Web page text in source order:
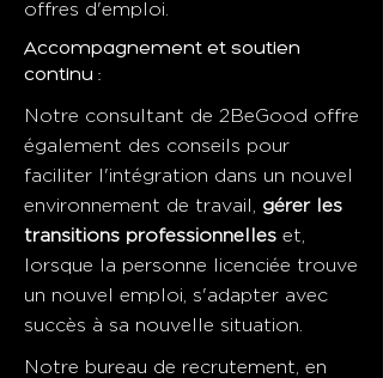
offres d'emploi.
Accompagnement et soutien
continu :
Notre consultant de 2BeGood offre
également des conseils pour
faciliter l'intégration dans un nouvel
environnement de travail, gérer les
transitions professionnelles et,
lorsque la personne licenciée trouve
un nouvel emploi, s'adapter avec
succès à sa nouvelle situation.
Notre bureau de recrutement, en